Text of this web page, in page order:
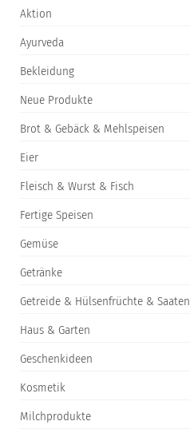
Aktion
Ayurveda
Bekleidung
Neue Produkte
Brot & Gebäck & Mehlspeisen
Eier
Fleisch & Wurst & Fisch
Fertige Speisen
Gemüse
Getränke
Getreide & Hülsenfrüchte & Saaten
Haus & Garten
Geschenkideen
Kosmetik
Milchprodukte